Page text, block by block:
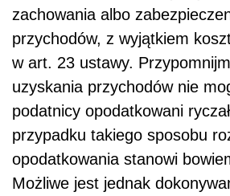
zachowania albo
przychodów, z wyjątkiem
w art. 23 ustawy.
uzyskania przychodów nie
podatnicy opodatkowani
przypadku takiego sposobu
opodatkowania stanowi
Możliwe jest jednak